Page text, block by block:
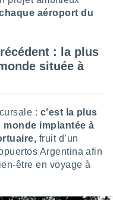
aéroport du
: la plus
située à
: c’est la plus
implantée à
fruit d’un
Argentina afin
être en voyage à